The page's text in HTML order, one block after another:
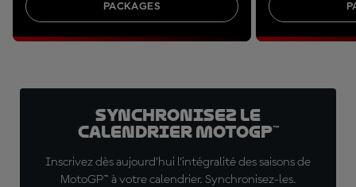
PACKAGES
Synchronisez le
calendrier MotoGP™
Inscrivez dès aujourd'hui l'intégralité des saisons de
MotoGP™ à votre calendrier. Synchronisez-les.